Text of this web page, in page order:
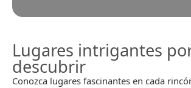
Lugares intrigantes
descubrir
Conozca lugares fascinantes en cada